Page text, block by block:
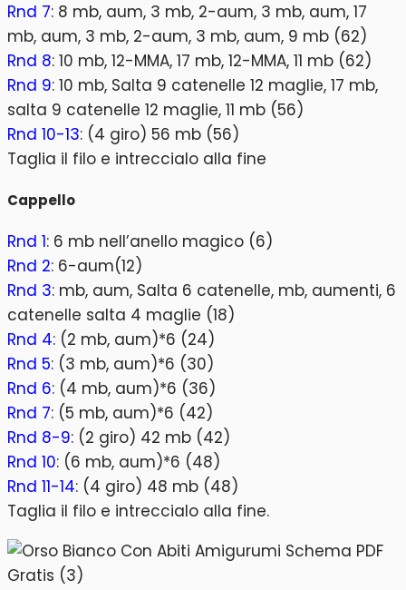
Rnd 7: 8 mb, aum, 3 mb, 2-aum, 3 mb, aum, 17
mb, aum, 3 mb, 2-aum, 3 mb, aum, 9 mb (62)
Rnd 8: 10 mb, 12-MMA, 17 mb, 12-MMA, 11 mb (62)
Rnd 9: 10 mb, Salta 9 catenelle 12 maglie, 17 mb,
salta 9 catenelle 12 maglie, 11 mb (56)
Rnd 10-13: (4 giro) 56 mb (56)
Taglia il filo e intreccialo alla fine
Cappello
Rnd 1: 6 mb nell’anello magico (6)
Rnd 2: 6-aum(12)
Rnd 3: mb, aum, Salta 6 catenelle, mb, aumenti, 6
catenelle salta 4 maglie (18)
Rnd 4: (2 mb, aum)*6 (24)
Rnd 5: (3 mb, aum)*6 (30)
Rnd 6: (4 mb, aum)*6 (36)
Rnd 7: (5 mb, aum)*6 (42)
Rnd 8-9: (2 giro) 42 mb (42)
Rnd 10: (6 mb, aum)*6 (48)
Rnd 11-14: (4 giro) 48 mb (48)
Taglia il filo e intreccialo alla fine.